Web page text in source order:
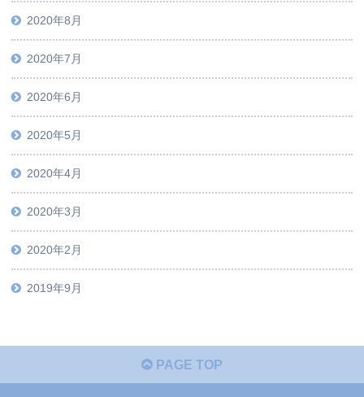
2020年8月
2020年7月
2020年6月
2020年5月
2020年4月
2020年3月
2020年2月
2019年9月
PAGE TOP